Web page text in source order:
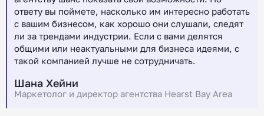
ответу вы поймете, насколько им интересно работать
с вашим бизнесом, как хорошо они слушали, следят
ли за трендами индустрии. Если с вами делятся
общими или неактуальными для бизнеса идеями, с
такой компанией лучше не сотрудничать.
Шана Хейни
Маркетолог и директор агентства Hearst Bay Area